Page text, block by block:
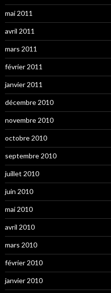
mai 2011
avril 2011
mars 2011
février 2011
janvier 2011
décembre 2010
novembre 2010
octobre 2010
septembre 2010
juillet 2010
juin 2010
mai 2010
avril 2010
mars 2010
février 2010
janvier 2010